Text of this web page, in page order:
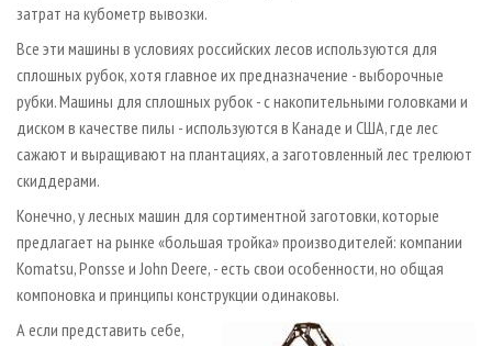
затрат на кубометр вывозки.
Все эти машины в условиях российских лесов используются для
сплошных рубок, хотя главное их предназначение - выборочные
рубки. Машины для сплошных рубок - с накопительными головками и
диском в качестве пилы - используются в Канаде и США, где лес
сажают и выращивают на плантациях, а заготовленный лес трелюют
скиддерами.
Конечно, у лесных машин для сортиментной заготовки, которые
предлагает на рынке «большая тройка» производителей: компании
Komatsu, Ponsse и John Deere, - есть свои особенности, но общая
компоновка и принципы конструкции одинаковы.
А если представить себе,